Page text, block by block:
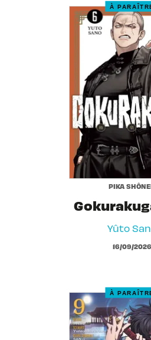
À
PIKA
Yûto
16/09/2026
À